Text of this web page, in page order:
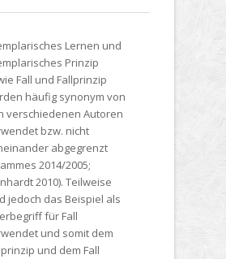
Lernen und
Prinzip
Fall und Fallprinzip
häufig synonym von
verschiedenen Autoren
bzw. nicht
abgegrenzt
2014/2005;
2010). Teilweise
jedoch das Beispiel als
für Fall
und somit dem
und dem Fall